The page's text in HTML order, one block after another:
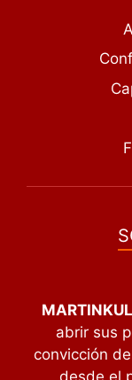
abrir sus
convicción